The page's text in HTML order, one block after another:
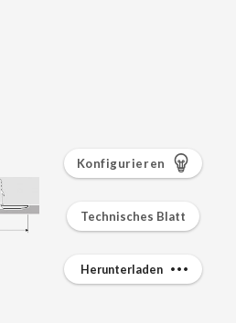
Konfigurieren
Technisches Blatt
Herunterladen